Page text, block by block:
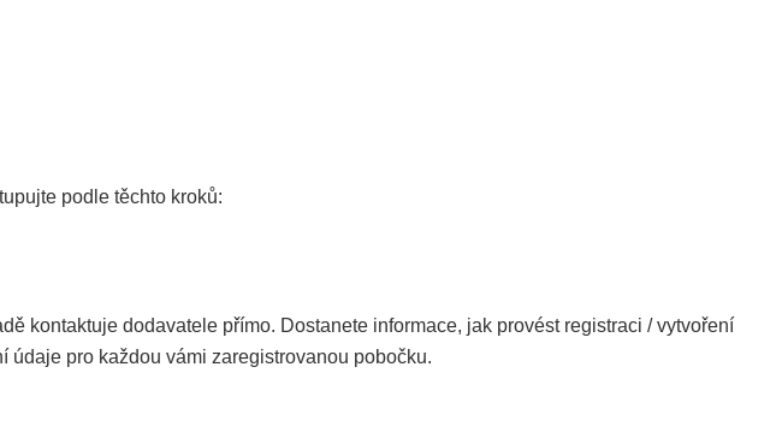
podle těchto kroků:
kontaktuje dodavatele přímo. Dostanete informace, jak provést registraci / vytvoření
pro každou vámi zaregistrovanou pobočku.